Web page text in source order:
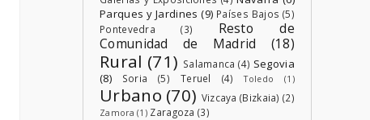
Parques y Jardines (9) Países Bajos (5)
Pontevedra
(3)
Resto de
Comunidad de Madrid
(18)
Rural (71) Salamanca (4) Segovia
(8)
Soria (5) Teruel (4) Toledo (1)
Urbano (70) Vizcaya (Bizkaia) (2)
Zamora (1) Zaragoza (3)